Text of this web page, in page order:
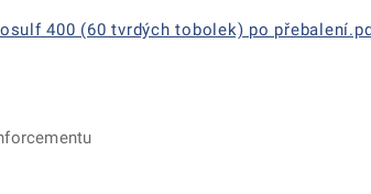
400 (60 tvrdých tobolek) po